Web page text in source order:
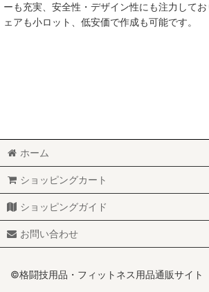
ーも充実、安全性・デザイン性にも注力して
ェアも小ロット、低安価で作成も可能です。
ホーム
ショッピングカート
ショッピングガイド
お問い合わせ
©格闘技用品・フィットネス用品通販サイ